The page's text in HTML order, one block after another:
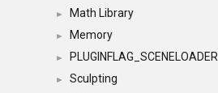
► Math Library
► Memory
► PLUGINFLAG_SCENELOADER
► Sculpting